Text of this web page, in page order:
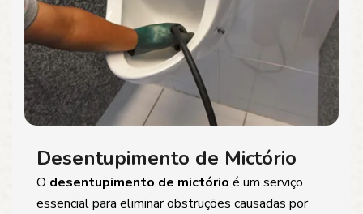
Desentupimento de Mictório
O desentupimento de mictório é um serviço
essencial para eliminar obstruções causadas por